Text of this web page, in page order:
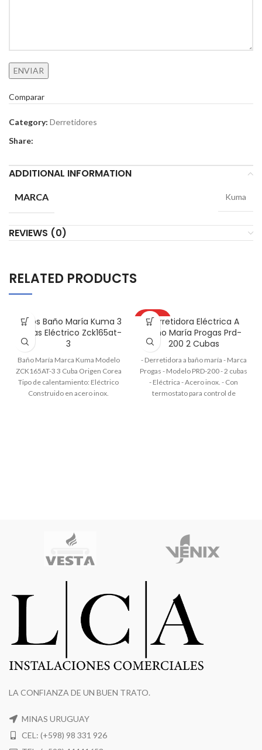
Comparar
Category: Derretidores
Share:
ADDITIONAL INFORMATION
MARCA Kuma
REVIEWS (0)
RELATED PRODUCTS
Baños Baño María Kuma 3
Cubas Eléctrico Zck165at-
3
Baño María Marca Kuma Modelo
ZCK165AT-3 3 Cuba Origen Corea
Tipo de calentamiento: Eléctrico
Construido en acero inox.
CALIENTE
Derretidora Eléctrica A
Baño María Progas Prd-
200 2 Cubas
- Derretidora a baño maría - Marca
Progas - Modelo PRD-200 - 2 cubas
- Eléctrica - Acero inox. - Con
termostato para control de
LA CONFIANZA DE UN BUEN TRATO.
MINAS URUGUAY
CEL: (+598) 98 331 926